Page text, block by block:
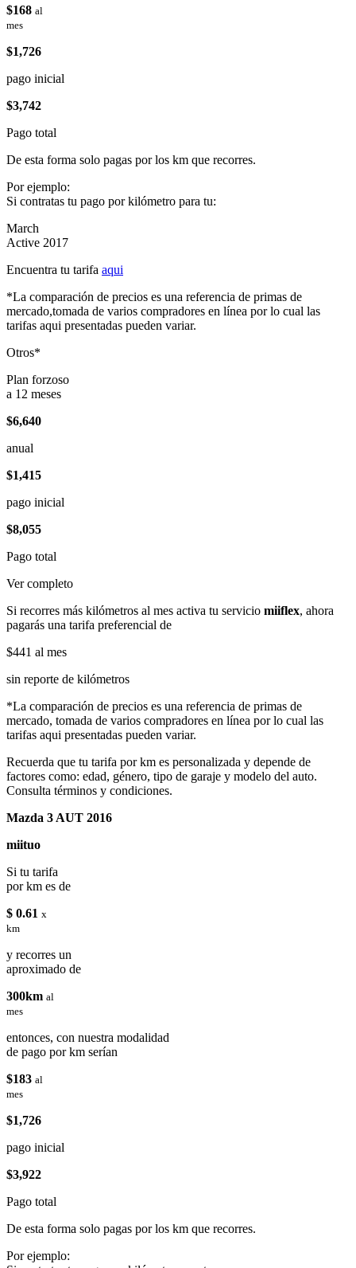
$168 al
mes
$1,726
pago inicial
$3,742
Pago total
De esta forma solo pagas por los km que recorres.
Por ejemplo:
Si contratas tu pago por kilómetro para tu:
March
Active 2017
Encuentra tu tarifa aqui
*La comparación de precios es una referencia de primas de
mercado,tomada de varios compradores en línea por lo cual las
tarifas aqui presentadas pueden variar.
Otros*
Plan forzoso
a 12 meses
$6,640
anual
$1,415
pago inicial
$8,055
Pago total
Ver completo
Si recorres más kilómetros al mes activa tu servicio miiflex, ahora
pagarás una tarifa preferencial de
$441 al mes
sin reporte de kilómetros
*La comparación de precios es una referencia de primas de
mercado, tomada de varios compradores en línea por lo cual las
tarifas aqui presentadas pueden variar.
Recuerda que tu tarifa por km es personalizada y depende de
factores como: edad, género, tipo de garaje y modelo del auto.
Consulta términos y condiciones.
Mazda 3 AUT 2016
miituo
Si tu tarifa
por km es de
$ 0.61 x
km
y recorres un
aproximado de
300km al
mes
entonces, con nuestra modalidad
de pago por km serían
$183 al
mes
$1,726
pago inicial
$3,922
Pago total
De esta forma solo pagas por los km que recorres.
Por ejemplo: